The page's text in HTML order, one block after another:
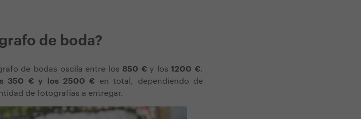
de boda?
de bodas oscila entre los 850 €y los 1200 €.
350 € y los 2500 € en total, dependiendo de
de fotografías a entregar.